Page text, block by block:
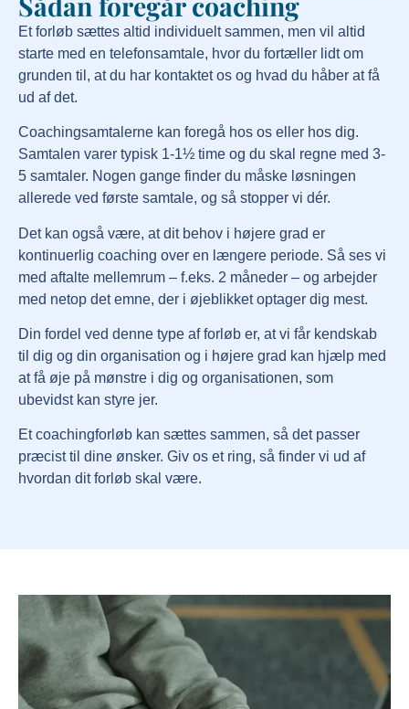
Et forløb sættes altid individuelt sammen, men vil altid
starte med en telefonsamtale, hvor du fortæller lidt om
grunden til, at du har kontaktet os og hvad du håber at få
ud af det.
Coachingsamtalerne kan foregå hos os eller hos dig.
Samtalen varer typisk 1-1½ time og du skal regne med 3-
5 samtaler. Nogen gange finder du måske løsningen
allerede ved første samtale, og så stopper vi dér.
Det kan også være, at dit behov i højere grad er
kontinuerlig coaching over en længere periode. Så ses vi
med aftalte mellemrum – f.eks. 2 måneder – og arbejder
med netop det emne, der i øjeblikket optager dig mest.
Din fordel ved denne type af forløb er, at vi får kendskab
til dig og din organisation og i højere grad kan hjælp med
at få øje på mønstre i dig og organisationen, som
ubevidst kan styre jer.
Et coachingforløb kan sættes sammen, så det passer
præcist til dine ønsker. Giv os et ring, så finder vi ud af
hvordan dit forløb skal være.